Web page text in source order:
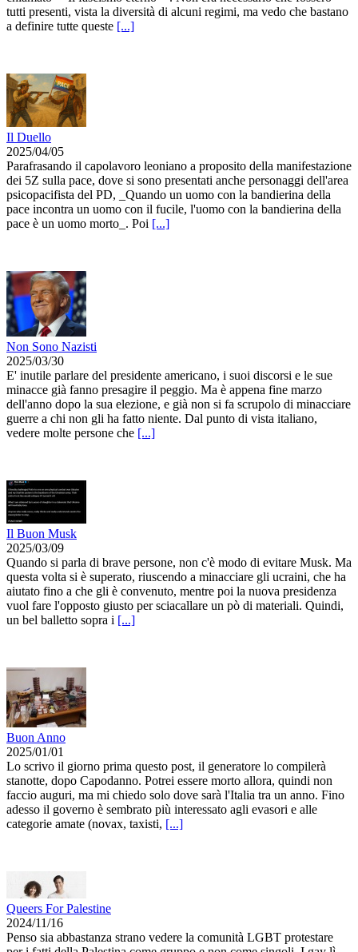
tutti presenti, vista la diversità di alcuni regimi, ma vedo che bastano
a definire tutte queste [...]
Il Duello
2025/04/05
Parafrasando il capolavoro leoniano a proposito della manifestazione
dei 5Z sulla pace, dove si sono presentati anche personaggi dell'area
psicopacifista del PD, _Quando un uomo con la bandierina della
pace incontra un uomo con il fucile, l'uomo con la bandierina della
pace è un uomo morto_. Poi [...]
Non Sono Nazisti
2025/03/30
E' inutile parlare del presidente americano, i suoi discorsi e le sue
minacce già fanno presagire il peggio. Ma è appena fine marzo
dell'anno dopo la sua elezione, e già non si fa scrupolo di minacciare
guerre a chi non gli ha fatto niente. Dal punto di vista italiano,
vedere molte persone che [...]
Il Buon Musk
2025/03/09
Quando si parla di brave persone, non c'è modo di evitare Musk. Ma
questa volta si è superato, riuscendo a minacciare gli ucraini, che ha
aiutato fino a che gli è convenuto, mentre poi la nuova presidenza
vuol fare l'opposto giusto per sciacallare un pò di materiali. Quindi,
un bel balletto sopra i [...]
Buon Anno
2025/01/01
Lo scrivo il giorno prima questo post, il generatore lo compilerà
stanotte, dopo Capodanno. Potrei essere morto allora, quindi non
faccio auguri, ma mi chiedo solo dove sarà l'Italia tra un anno. Fino
adesso il governo è sembrato più interessato agli evasori e alle
categorie amate (novax, taxisti, [...]
Queers For Palestine
2024/11/16
Penso sia abbastanza strano vedere la comunità LGBT protestare